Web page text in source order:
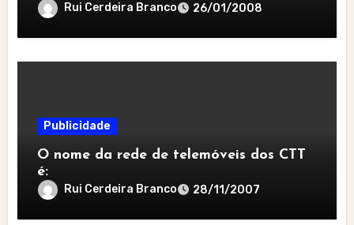
Rui Cerdeira Branco 26/01/2008
Publicidade
O nome da rede de telemóveis dos CTT
é:
Rui Cerdeira Branco 28/11/2007